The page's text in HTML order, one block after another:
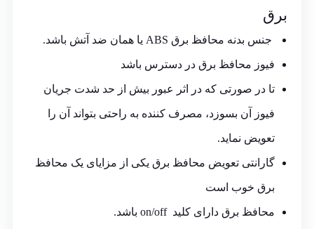
برق
جنس بدنه محافظ برق ABS یا همان ضد آتش باشد.
فیوز محافظ برق در دسترس باشد
تا در صورتی که در اثر عبور بیش از حد شدت جریان
فیوز آن بسوزد، مصرف کننده به راحتی بتواند آن را
تعویض نماید.
گارانتی تعویض محافظ برق یکی از مزایای یک محافظ
برق خوب است
محافظ برق دارای کلید on/off باشد.